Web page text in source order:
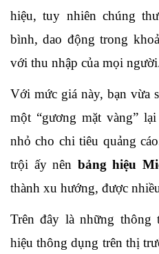
hiệu, tuy nhiên chúng
bình, dao động trong
với thu nhập của mọi
Với mức giá này, bạn vừa
một “gương mặt vàng”
nhỏ cho chi tiêu quảng
trội ấy nên bảng hiệu
thành xu hướng, được
Trên đây là những thông
hiệu thông dụng trên thị